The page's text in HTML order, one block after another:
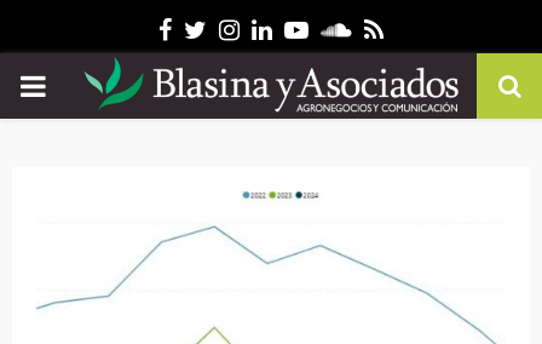
Facebook
Twitter
Instagram
Linkedin
YoutubeSoundcloud
Rss
PRIMARY